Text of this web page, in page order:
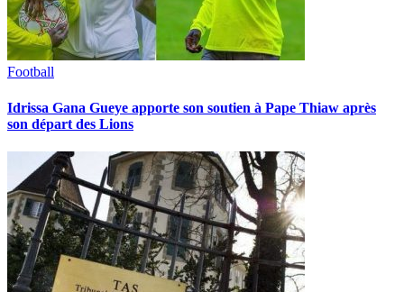
Football
Idrissa Gana Gueye apporte son soutien à Pape Thiaw après
son départ des Lions